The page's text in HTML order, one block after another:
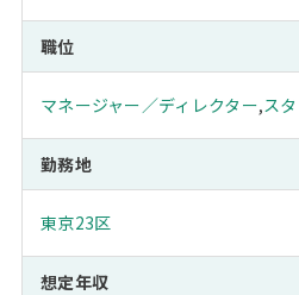
職位
マネージャー／ディレクター,ス
勤務地
東京23区
想定年収